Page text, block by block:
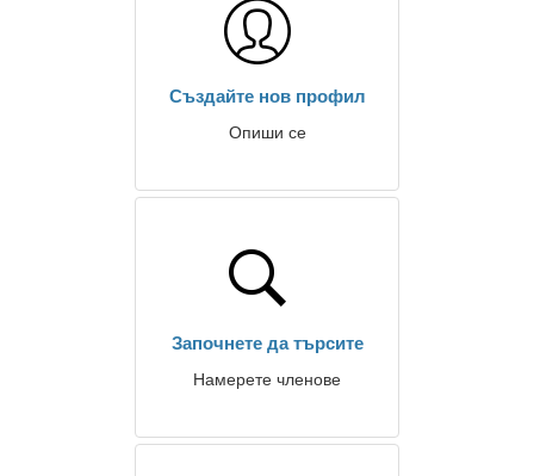
Създайте нов профил
Опиши се
Започнете да търсите
Намерете членове